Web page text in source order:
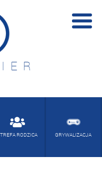
RODZICA GRYWALIZACJA